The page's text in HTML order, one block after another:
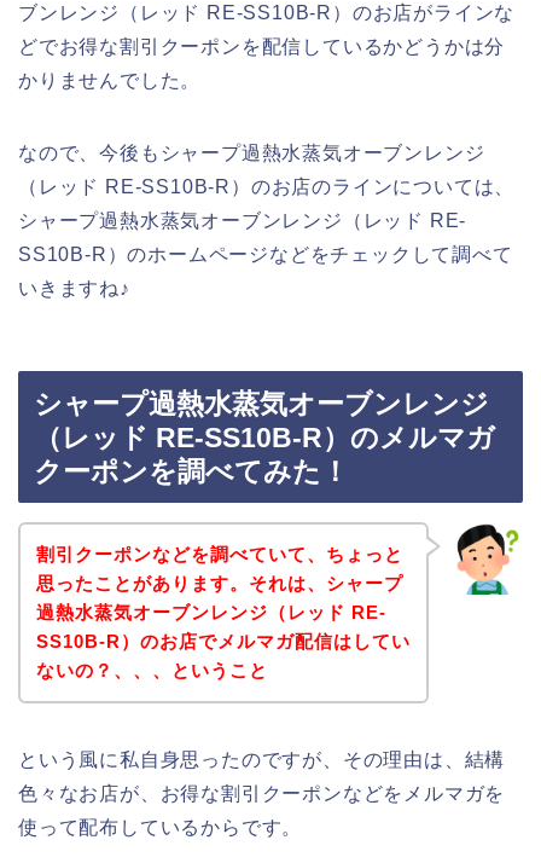
ブンレンジ（レッド RE-SS10B-R）のお店がラインな
どでお得な割引クーポンを配信しているかどうかは分
かりませんでした。
なので、今後もシャープ過熱水蒸気オーブンレンジ
（レッド RE-SS10B-R）のお店のラインについては、
シャープ過熱水蒸気オーブンレンジ（レッド RE-
SS10B-R）のホームページなどをチェックして調べて
いきますね♪
シャープ過熱水蒸気オーブンレンジ
（レッド RE-SS10B-R）のメルマガ
クーポンを調べてみた！
割引クーポンなどを調べていて、ちょっと
思ったことがあります。それは、シャープ
過熱水蒸気オーブンレンジ（レッド RE-
SS10B-R）のお店でメルマガ配信はしてい
ないの？、、、ということ
という風に私自身思ったのですが、その理由は、結構
色々なお店が、お得な割引クーポンなどをメルマガを
使って配布しているからです。